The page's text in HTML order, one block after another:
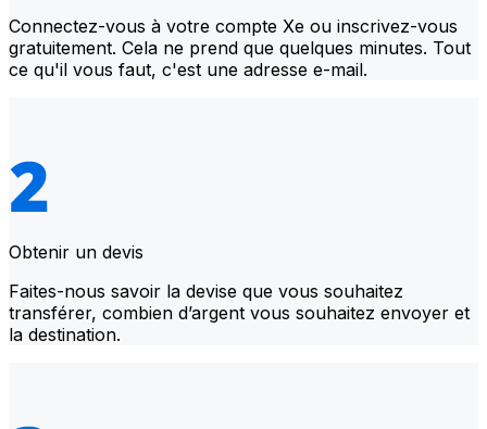
Connectez-vous à votre compte Xe ou inscrivez-vous
gratuitement. Cela ne prend que quelques minutes. Tout
ce qu'il vous faut, c'est une adresse e-mail.
Obtenir un devis
Faites-nous savoir la devise que vous souhaitez
transférer, combien d’argent vous souhaitez envoyer et
la destination.